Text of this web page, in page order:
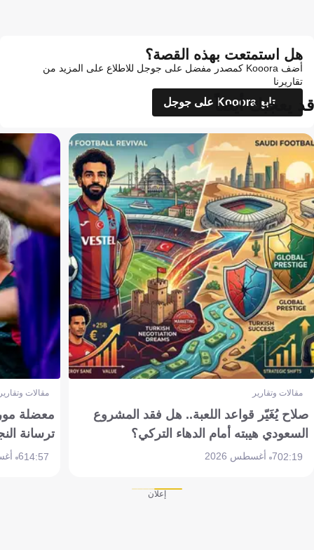
هل استمتعت بهذه القصة؟
أضف Kooora كمصدر مفضل على جوجل للاطلاع على المزيد من
تقاريرنا
تابع Kooora على جوجل
قد يعجبك أيضاً
مقالات وتقارير
صلاح يُغَيّر قواعد اللعبة.. هل فقد المشروع
السعودي هيبته أمام الدهاء التركي؟
02:197 أغسطس 2026
مقالات
معضلة
ترسانة
14:576 أغسطس 2026
إعلان